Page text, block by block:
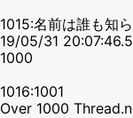
1015:名前は誰も知
19/05/31
1000
1016:1001
Over 1000